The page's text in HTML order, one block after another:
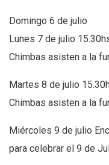
Domingo 6 de julio
Lunes 7 de julio
Chimbas asisten a la
Martes 8 de julio
Chimbas asisten a la
Miércoles 9 de julio
para celebrar el 9 de